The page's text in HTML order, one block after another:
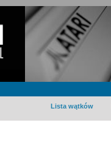
Lista wątków